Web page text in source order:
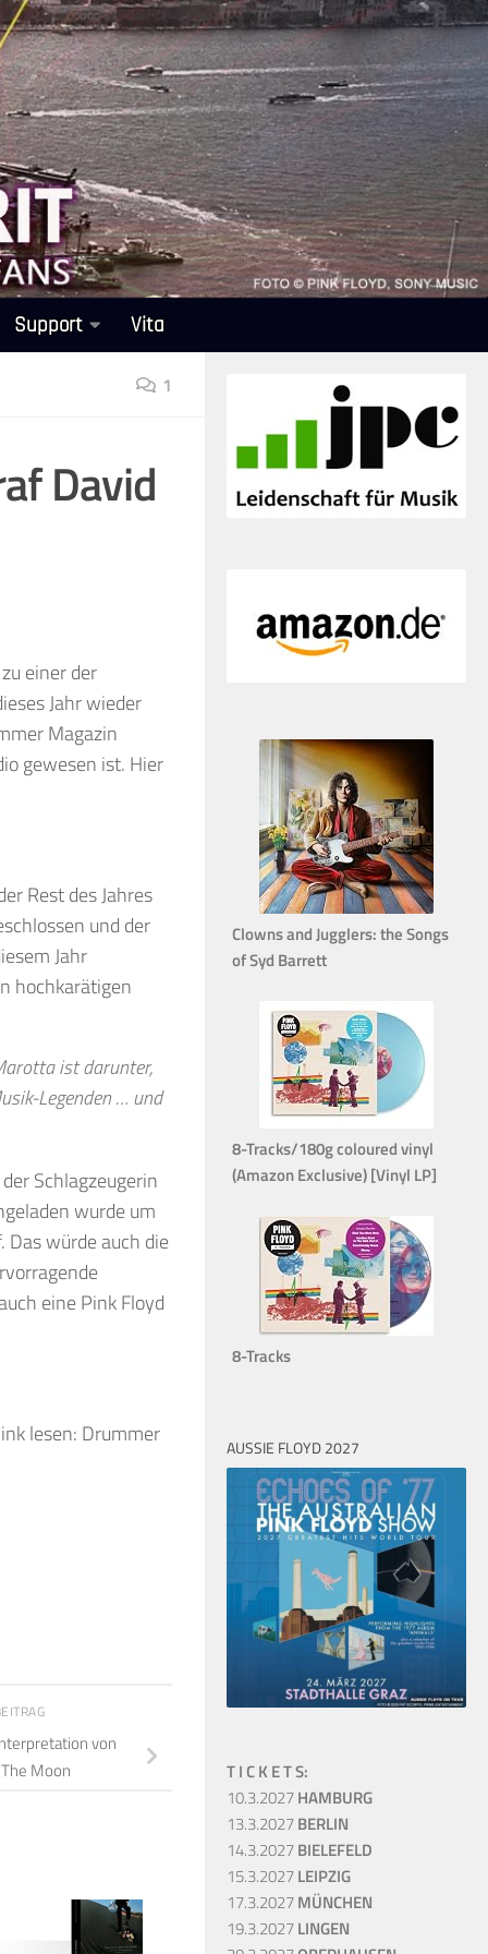
Support Vita
1
David
einer der
Jahr wieder
Magazin
gewesen ist. Hier
Rest des Jahres
und der
Jahr
hochkarätigen
ist darunter,
Legenden… und
Schlagzeugerin
wurde um
Das würde auch die
eine Pink Floyd
lesen: Drummer
von
Moon
29
Clowns and Jugglers: the Songs
of Syd Barrett
8-Tracks/180g coloured vinyl
(Amazon Exclusive) [Vinyl LP]
8-Tracks
AUSSIE FLOYD 2027
T I C K E T S:
10.3.2027HAMBURG
13.3.2027BERLIN
14.3.2027BIELEFELD
15.3.2027LEIPZIG
17.3.2027MÜNCHEN
19.3.2027LINGEN